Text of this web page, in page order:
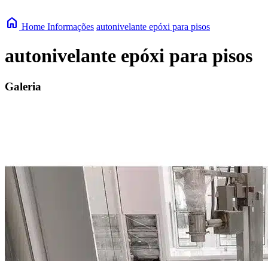
home Home Informações autonivelante epóxi para pisos
autonivelante epóxi para pisos
Galeria